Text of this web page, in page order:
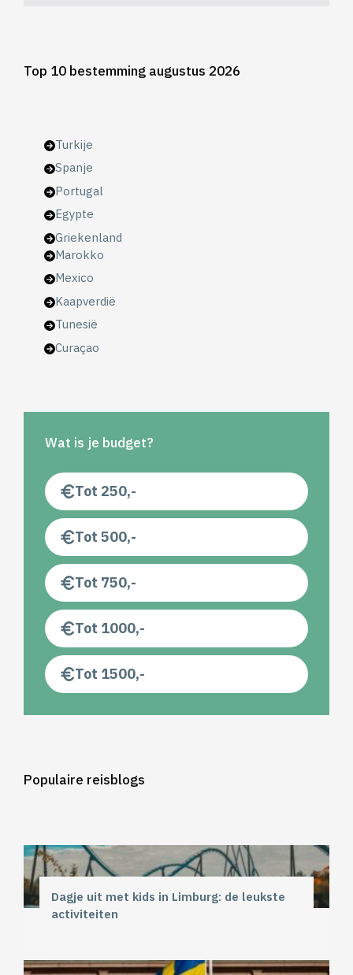
Top 10 bestemming augustus 2026
Turkije
Spanje
Portugal
Egypte
Griekenland
Marokko
Mexico
Kaapverdië
Tunesië
Curaçao
Wat is je budget?
Tot 250,-
Tot 500,-
Tot 750,-
Tot 1000,-
Tot 1500,-
Populaire reisblogs
Dagje uit met kids in Limburg: de leukste
activiteiten